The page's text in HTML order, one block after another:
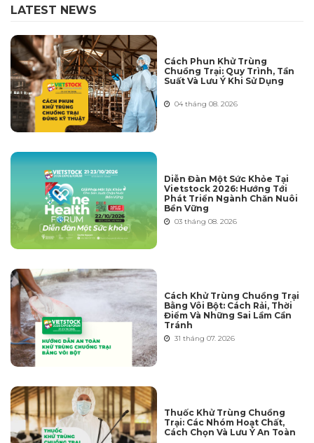
LATEST NEWS
Cách Phun Khử Trùng
Chuồng Trại: Quy Trình, Tần
Suất Và Lưu Ý Khi Sử Dụng
04 tháng 08. 2026
Diễn Đàn Một Sức Khỏe Tại
Vietstock 2026: Hướng Tới
Phát Triển Ngành Chăn Nuôi
Bền Vững
03 tháng 08. 2026
Cách Khử Trùng Chuồng Trại
Bằng Vôi Bột: Cách Rải, Thời
Điểm Và Những Sai Lầm Cần
Tránh
31 tháng 07. 2026
Thuốc Khử Trùng Chuồng
Trại: Các Nhóm Hoạt Chất,
Cách Chọn Và Lưu Ý An Toàn